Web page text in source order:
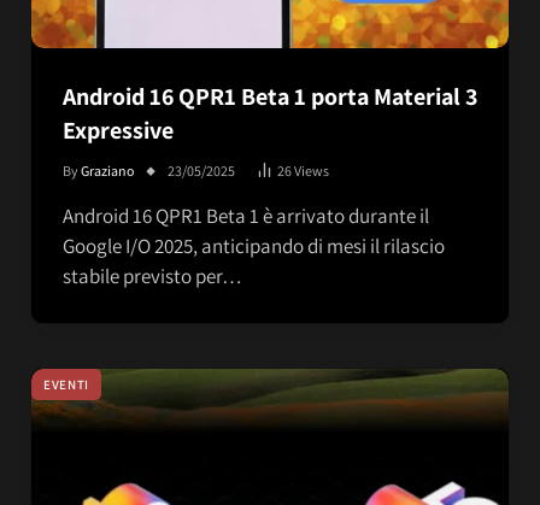
Android 16 QPR1 Beta 1 porta Material 3
Expressive
ByGraziano 23/05/2025 26Views
Android 16 QPR1 Beta 1 è arrivato durante il
Google I/O 2025, anticipando di mesi il rilascio
stabile previsto per…
EVENTI